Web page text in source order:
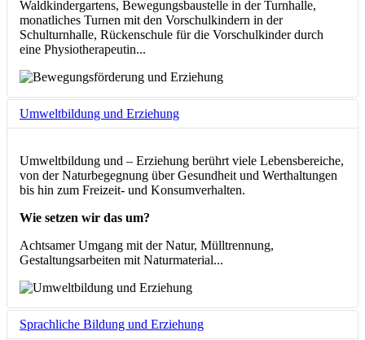
Waldkindergartens, Bewegungsbaustelle in der Turnhalle,
monatliches Turnen mit den Vorschulkindern in der
Schulturnhalle, Rückenschule für die Vorschulkinder durch
eine Physiotherapeutin...
Umweltbildung und Erziehung
Umweltbildung und – Erziehung berührt viele Lebensbereiche,
von der Naturbegegnung über Gesundheit und Werthaltungen
bis hin zum Freizeit- und Konsumverhalten.
Wie setzen wir das um?
Achtsamer Umgang mit der Natur, Mülltrennung,
Gestaltungsarbeiten mit Naturmaterial...
Sprachliche Bildung und Erziehung